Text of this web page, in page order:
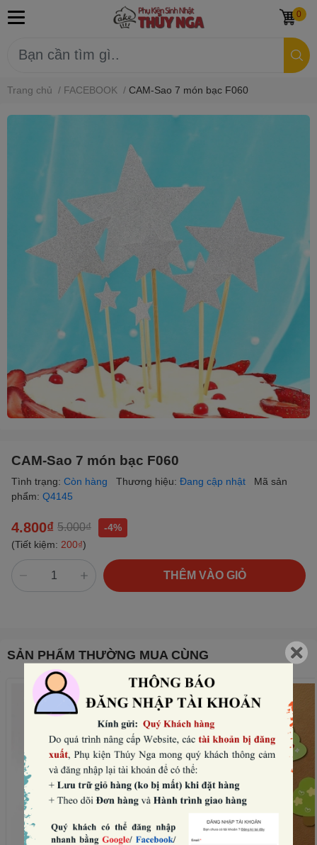
0
Trang chủ / FACEBOOK / CAM-Sao 7 món bạc F060
CAM-Sao 7 món bạc F060
Tình trạng: Còn hàng Thương hiệu: Đang cập nhật
Mã sản
phẩm: Q4145
4.800₫ 5.000₫
-4%
(Tiết kiệm: 200₫)
THÊM VÀO GIỎ
SẢN PHẨM THƯỜNG MUA CÙNG